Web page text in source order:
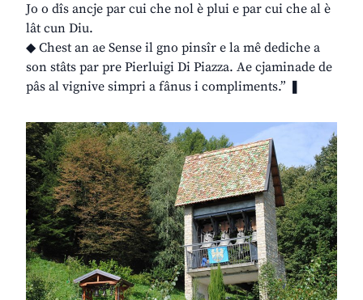
Jo o dîs ancje par cui che nol è plui e par cui che al è
lât cun Diu.
◆ Chest an ae Sense il gno pinsîr e la mê dediche a
son stâts par pre Pierluigi Di Piazza. Ae cjaminade de
pâs al vignive simpri a fânus i compliments.” ❚